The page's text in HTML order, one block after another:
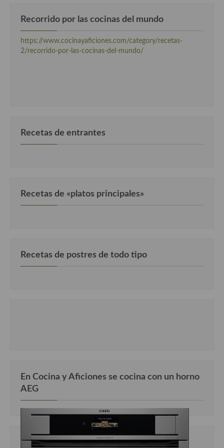
Recorrido por las cocinas del mundo
https://www.cocinayaficiones.com/category/recetas-
2/recorrido-por-las-cocinas-del-mundo/
Recetas de entrantes
Recetas de «platos principales»
Recetas de postres de todo tipo
En Cocina y Aficiones se cocina con un horno
AEG